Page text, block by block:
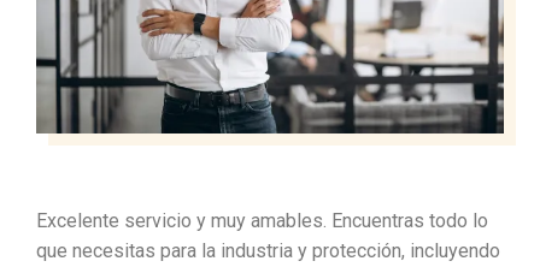
Excelente servicio y muy amables. Encuentras todo lo
que necesitas para la industria y protección, incluyendo